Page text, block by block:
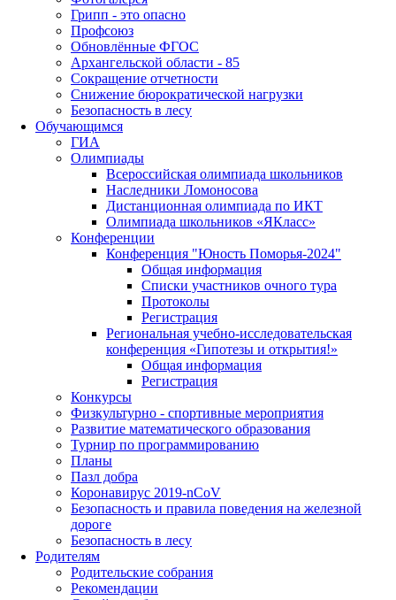
Грипп - это опасно
Профсоюз
Обновлённые ФГОС
Архангельской области - 85
Сокращение отчетности
Снижение бюрократической нагрузки
Безопасность в лесу
Обучающимся
ГИА
Олимпиады
Всероссийская олимпиада школьников
Наследники Ломоносова
Дистанционная олимпиада по ИКТ
Олимпиада школьников «ЯКласс»
Конференции
Конференция "Юность Поморья-2024"
Общая информация
Списки участников очного тура
Протоколы
Регистрация
Региональная учебно-исследовательская
конференция «Гипотезы и открытия!»
Общая информация
Регистрация
Конкурсы
Физкультурно - спортивные мероприятия
Развитие математического образования
Турнир по программированию
Планы
Пазл добра
Коронавирус 2019-nCoV
Безопасность и правила поведения на железной
дороге
Безопасность в лесу
Родителям
Родительские собрания
Рекомендации